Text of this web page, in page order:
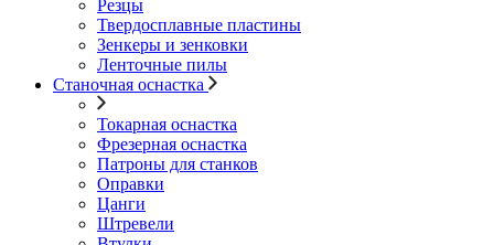
Резцы
Твердосплавные пластины
Зенкеры и зенковки
Ленточные пилы
Станочная оснастка
Токарная оснастка
Фрезерная оснастка
Патроны для станков
Оправки
Цанги
Штревели